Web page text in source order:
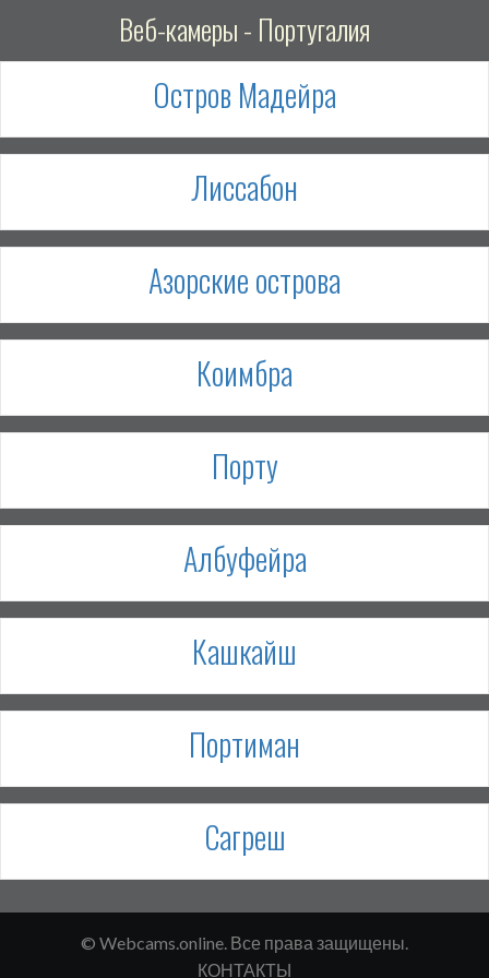
Веб-камеры - Португалия
Остров Мадейра
Лиссабон
Азорские острова
Коимбра
Порту
Албуфейра
Кашкайш
Портиман
Сагреш
© Webcams.online. Все права защищены.
КОНТАКТЫ